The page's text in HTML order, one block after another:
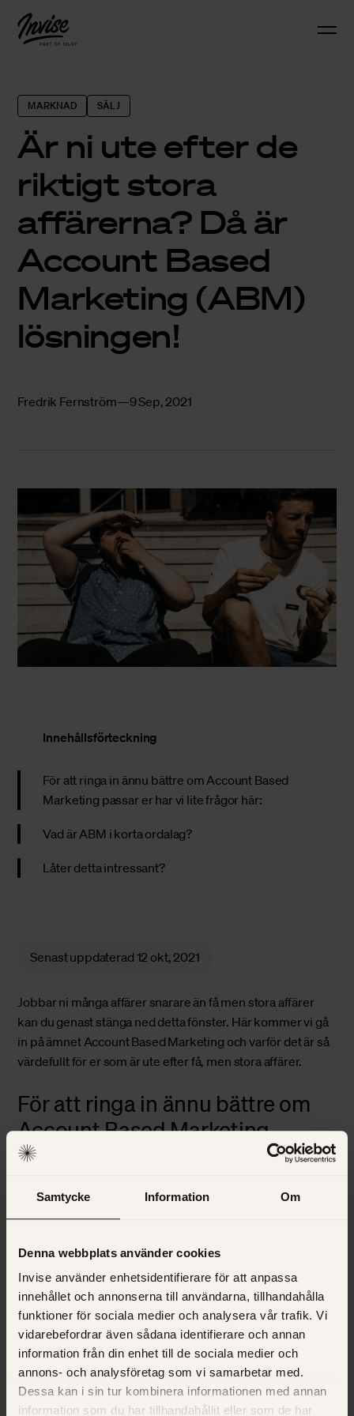
Samtycke Information Om
Denna webbplats använder cookies
Invise använder enhetsidentifierare för att anpassa
innehållet och annonserna till användarna, tillhandahålla
funktioner för sociala medier och analysera vår trafik. Vi
vidarebefordrar även sådana identifierare och annan
information från din enhet till de sociala medier och
annons- och analysföretag som vi samarbetar med.
Dessa kan i sin tur kombinera informationen med annan
information som du har tillhandahållit eller som de har
MARKNAD SÄLJ
Är ni ute efter de
riktigt stora
affärerna? Då är
Account Based
Marketing (ABM)
lösningen!
Fredrik Fernström 9 Sep, 2021
Innehållsförteckning
För att ringa in ännu bättre om Account Based
Marketing passar er har vi lite frågor här:
Vad är ABM i korta ordalag?
Låter detta intressant?
Senast uppdaterad 12 okt, 2021
Jobbar ni många affärer snarare än få men stora affärer
kan du genast stänga ned detta fönster. Här kommer vi gå
in på ämnetAccount Based Marketing och varför det är så
värdefullt för er som är ute efter få, men stora affärer.
För att ringa in ännu bättre om
Account Based Marketing
passar er har vi lite frågor här:
Kan du nämna fler bolag vid namn som ni vill nå fram
kunder att de kan räknas till på några händer?
Är flera beslutsfattare involverade hos er kund innan
de gör ett köp av er?
Om svaret är ”ja” så kommer ABM att passa er!
Fördjupa dig:Stäng de riktigt stora affärerna med Account
Based Marketing